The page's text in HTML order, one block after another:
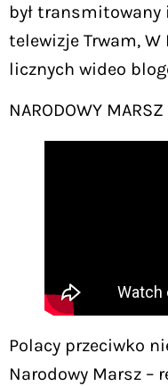
był
telewizje Trwam,
licznych wideo
NARODOWY
Polacy przeciwko
Narodowy Marsz –